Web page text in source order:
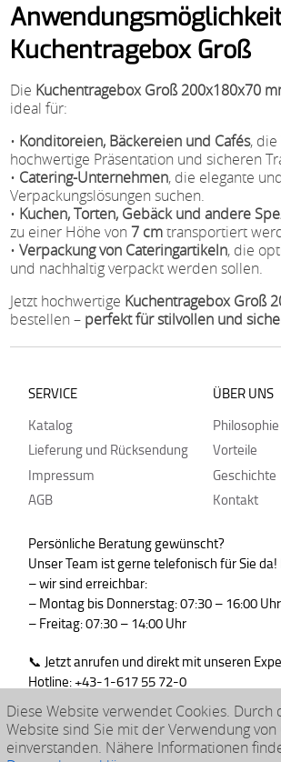
Kuchentragebox Groß
Die Kuchentragebox Groß 200x180x70
ideal für:
• Konditoreien, Bäckereien und Cafés,
hochwertige Präsentation und sicheren
• Catering-Unternehmen, die elegante
Verpackungslösungen suchen.
• Kuchen, Torten, Gebäck und andere
zu einer Höhe von7 cmtransportiert
•Verpackung von Cateringartikeln, die
und nachhaltig verpackt werden sollen.
Jetzt hochwertige Kuchentragebox Groß
bestellen – perfekt für stilvollen und
SERVICE
Katalog
Lieferung und Rücksendung
Impressum
AGB
ÜBER UNS
Philosophie
Vorteile
Geschichte
Kontakt
Persönliche Beratung gewünscht?
Unser Team ist gerne telefonisch für Sie da!
– wir sind erreichbar:
– Montag bis Donnerstag: 07:30 – 16:00 Uhr
– Freitag: 07:30 – 14:00 Uhr
📞 Jetzt anrufen und direkt mit unseren
Hotline: +43-1-617 55 72-0
WhatsApp : +43-664-99830765
Diese Website verwendet Cookies. Durch
Website sind Sie mit der Verwendung von
einverstanden. Nähere Informationen